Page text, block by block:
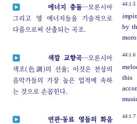
에너지 충돌─모론시아
그리고 영 에너지들을 기술적으로
다룸으로써 산출되는 곡조.
44:1.5
by
색깔 교향곡─모론시아
색조(色調)의 선율; 이것은 천상의
음악가들의 가장 높은 업적에 속하
는 것으로 손꼽힌다.
44:1.6
this
연관-동료 영들의 화음
44:1.7